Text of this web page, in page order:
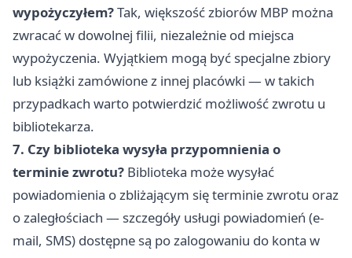
wypożyczyłem?Tak, większość zbiorów MBP można
zwracać w dowolnej filii, niezależnie od miejsca
wypożyczenia. Wyjątkiem mogą być specjalne zbiory
lub książki zamówione z innej placówki — w takich
przypadkach warto potwierdzić możliwość zwrotu u
bibliotekarza.
7. Czy biblioteka wysyła przypomnienia o
terminie zwrotu? Biblioteka może wysyłać
powiadomienia o zbliżającym się terminie zwrotu oraz
o zaległościach — szczegóły usługi powiadomień (e-
mail, SMS) dostępne są po zalogowaniu do konta w